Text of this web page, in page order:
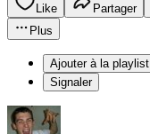
Like Partager
Plus
Ajouter à la playlist
Signaler